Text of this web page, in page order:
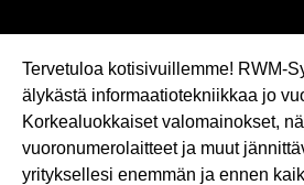
Tervetuloa kotisivuillemme! RWM-
älykästä informaatiotekniikkaa jo
Korkealuokkaiset valomainokset,
vuoronumerolaitteet ja muut
yrityksellesi enemmän ja ennen